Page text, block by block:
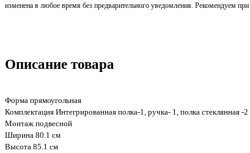
изменена в любое время без предварительного уведомления. Рекомендуем
Описание товара
Форма прямоугольная
Комплектация Интегрированная полка-1, ручка- 1, полка стеклянная
Монтаж подвесной
Ширина 80.1 см
Высота 85.1 см